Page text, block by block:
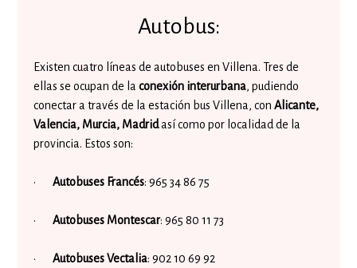
Autobus:
Existen cuatro líneas de autobuses en Villena. Tres de
ellas se ocupan de laconexión interurbana, pudiendo
conectar a través de la estación bus Villena, conAlicante,
Valencia, Murcia, Madridasí como por localidad de la
provincia. Estos son:
·Autobuses Francés: 965 34 86 75
·Autobuses Montescar: 965 80 11 73
·Autobuses Vectalia: 902 10 69 92